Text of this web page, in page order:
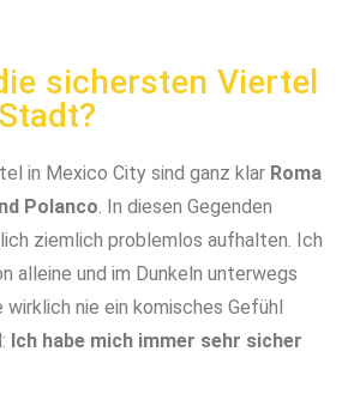
sichersten Viertel
in Mexico City sind ganz klar Roma
Polanco. In diesen Gegenden
ziemlich problemlos aufhalten. Ich
alleine und im Dunkeln unterwegs
nie ein komisches Gefühl
Ich habe mich immer sehr sicher